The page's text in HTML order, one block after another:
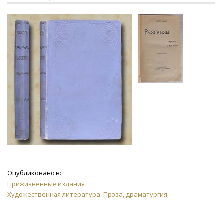
Опубликовано в:
Прижизненные издания
Художественная литература: Проза, драматургия